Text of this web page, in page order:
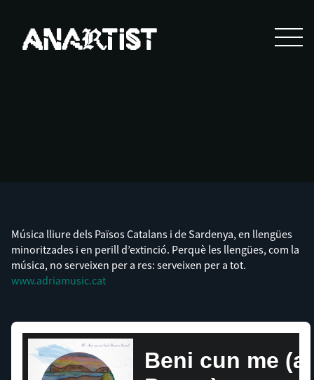
Música lliure dels Països Catalans i de Sardenya, en llengües
minoritzades i en perill d’extinció. Perquè les llengües, com la
música, no serveixen per a res: serveixen per a tot.
www.adriamusic.cat